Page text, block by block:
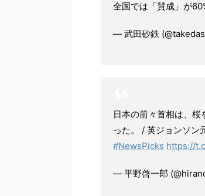
全国では「賛成」が
— 武田砂鉄
日本の前々首相は、
った。 / 英ジョンソ
#NewsPicks https://
— 平野啓一郎